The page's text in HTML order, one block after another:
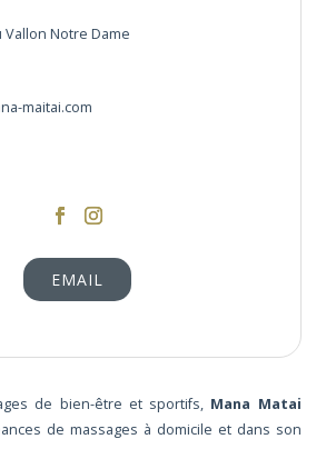
Vallon Notre Dame
maitai.com
https://www.facebook.com/
https://www.instagram.com/
EMAIL
de bien-être et sportifs, Mana Matai
de massages à domicile et dans son